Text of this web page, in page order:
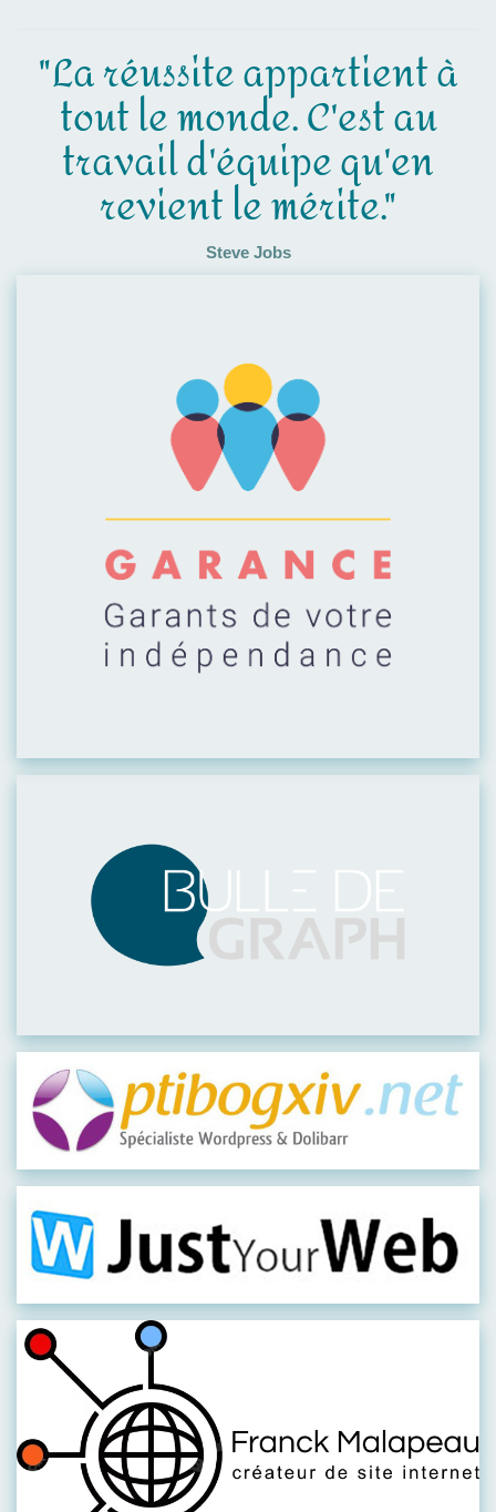
"La réussite appartient à
tout le monde. C'est au
travail d'équipe qu'en
revient le mérite."
Steve Jobs
Visiter leur site
Visiter leur site
Visiter leur site